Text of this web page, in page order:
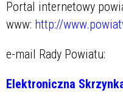
Portal internetowy
www: http://
e-mail Rady Powiatu:
Elektroniczna